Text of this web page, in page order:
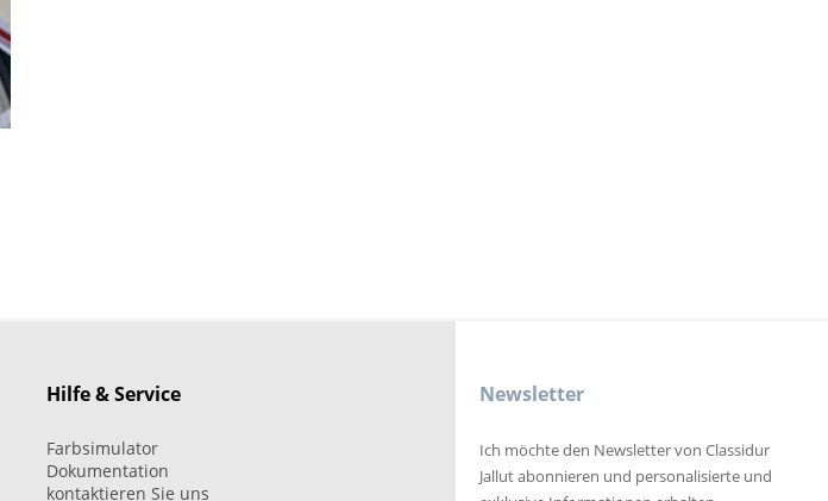
Hilfe & Service
Farbsimulator
Dokumentation
kontaktieren Sie uns
Newsletter
Ich möchte den Newsletter von Classidur
Jallut abonnieren und personalisierte und